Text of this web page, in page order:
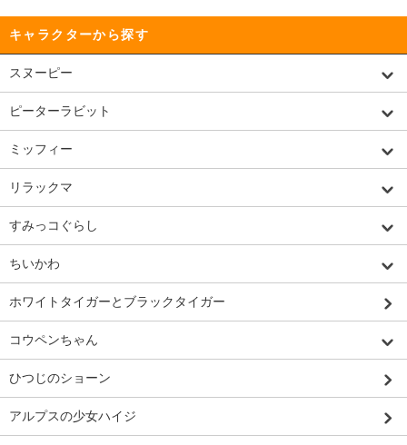
キャラクターから探す
スヌーピー
ピーターラビット
ミッフィー
リラックマ
すみっコぐらし
ちいかわ
ホワイトタイガーとブラックタイガー
コウペンちゃん
ひつじのショーン
アルプスの少女ハイジ